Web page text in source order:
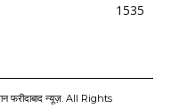
1535
न्यूज़. All Rights